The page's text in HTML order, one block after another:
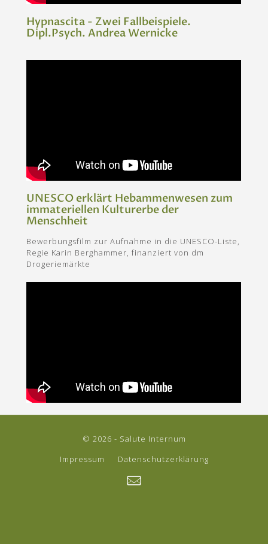
Hypnascita - Zwei Fallbeispiele.
Dipl.Psych. Andrea Wernicke
UNESCO erklärt Hebammenwesen zum
immateriellen Kulturerbe der
Menschheit
Bewerbungsfilm zur Aufnahme in die UNESCO-Liste,
Regie Karin Berghammer, finanziert von dm
Drogeriemärkte
© 2026 - Salute Internum
Impressum
Datenschutzerklärung